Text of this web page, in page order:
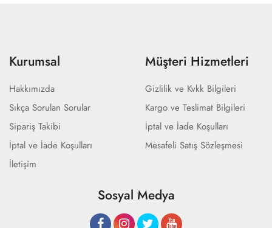
Kurumsal
Hakkımızda
Sıkça Sorulan Sorular
Sipariş Takibi
İptal ve İade Koşulları
İletişim
Müşteri Hizmetleri
Gizlilik ve Kvkk Bilgileri
Kargo ve Teslimat Bilgileri
İptal ve İade Koşulları
Mesafeli Satış Sözleşmesi
Sosyal Medya